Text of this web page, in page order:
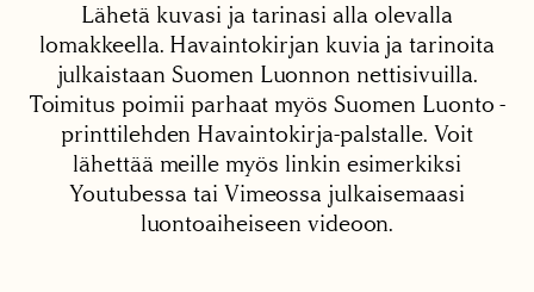
Lähetä kuvasi ja tarinasi alla olevalla
lomakkeella. Havaintokirjan kuvia ja tarinoita
julkaistaan Suomen Luonnon nettisivuilla.
Toimitus poimii parhaat myös Suomen Luonto -
printtilehden Havaintokirja-palstalle. Voit
lähettää meille myös linkin esimerkiksi
Youtubessa tai Vimeossa julkaisemaasi
luontoaiheiseen videoon.